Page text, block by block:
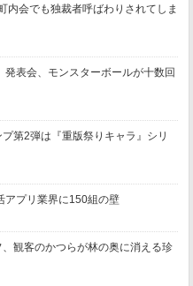
内会でも独裁者呼ばわりされてしま
発表会、モンスターボールが十数回
第2弾は『重版祭りキャラ』シリ
アプリ業界に150組の壁
観客のかつらが林の奥に消える珍